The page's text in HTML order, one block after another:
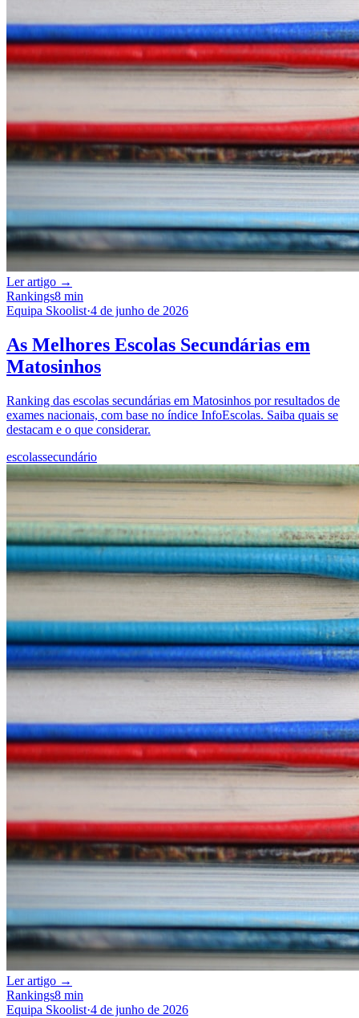
Ler artigo →
Rankings8 min
Equipa Skoolist·4 de junho de 2026
As Melhores Escolas Secundárias em
Matosinhos
Ranking das escolas secundárias em Matosinhos por resultados de
exames nacionais, com base no índice InfoEscolas. Saiba quais se
destacam e o que considerar.
escolassecundário
Ler artigo →
Rankings8 min
Equipa Skoolist·4 de junho de 2026